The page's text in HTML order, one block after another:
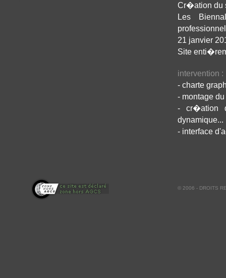
Cr�ation du
Les
21 janvier
Site
intervention :
- charte
- montage
- cr�ation
dynamique...
- interface
© 2006 - DROITS